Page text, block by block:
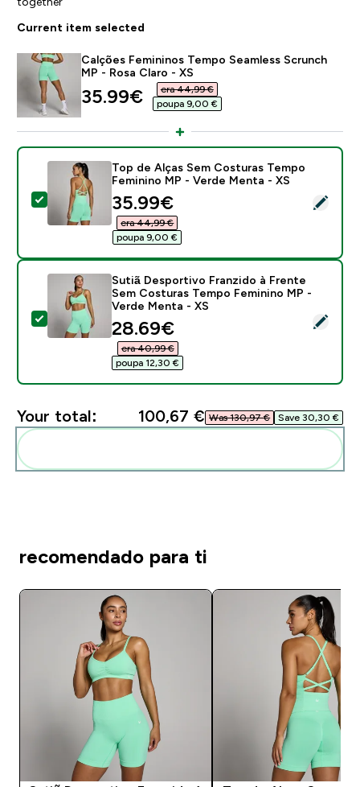
Current item selected
Calções Femininos Tempo Seamless Scrunch
MP - Rosa Claro - XS
discounted price
35.99€‎
era 44,99 €‎
poupa 9,00 €‎
Select this product - Top de Alças Sem Costuras
Top de Alças Sem Costuras Tempo
Feminino MP - Verde Menta - XS
discounted price
35.99€‎
era 44,99 €‎
poupa 9,00 €‎
Select this product - Sutiã Desportivo Franzido à
Sutiã Desportivo Franzido à Frente
Sem Costuras Tempo Feminino MP -
Verde Menta - XS
discounted price
28.69€‎
era 40,99 €‎
poupa 12,30 €‎
Your total: 100,67 €‎ Was 130,97 €‎ Save 30,30 €‎
recomendado para ti